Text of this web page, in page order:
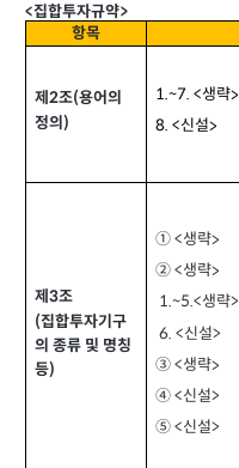
<집합투자규약>
항목
제2조(용어의
정의 )
1.~7. <생략>
8. <신설>
제3조
(집합투자기구
의 종류 및 명칭
등)
① <생략>
② <생략>
1.~5.<생략>
6. <신설>
③ <생략>
④<신설>
⑤<신설>